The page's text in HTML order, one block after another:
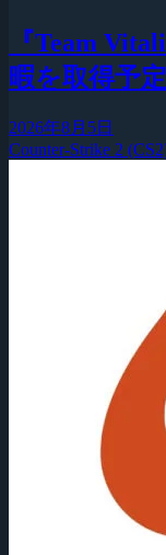
『Team
暇を取得予
2026年8月5日
Counter-Strike 2